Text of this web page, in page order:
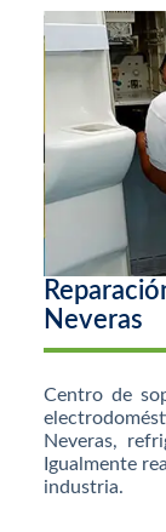
Neveras
Centro de
Neveras,
Igualmente
industria.